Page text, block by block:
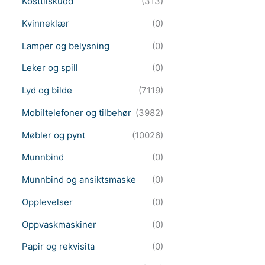
Kvinneklær
(0)
Lamper og belysning
(0)
Leker og spill
(0)
Lyd og bilde
(7119)
Mobiltelefoner og tilbehør (3982)
Møbler og pynt
(10026)
Munnbind
(0)
Munnbind og ansiktsmaske
(0)
Opplevelser
(0)
Oppvaskmaskiner
(0)
Papir og rekvisita
(0)